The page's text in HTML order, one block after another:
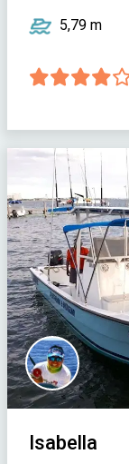
5,79 m
Isabella